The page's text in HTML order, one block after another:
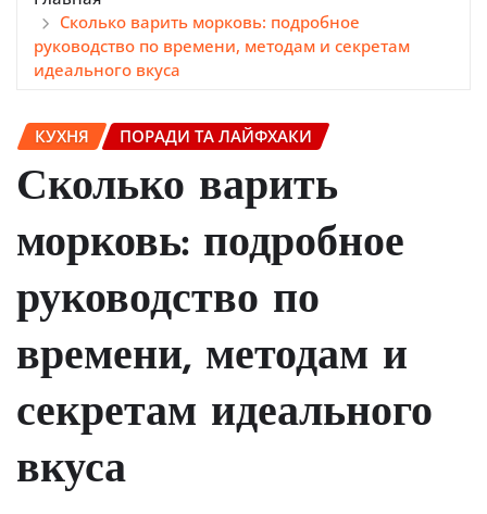
Сколько варить морковь: подробное
руководство по времени, методам и секретам
идеального вкуса
КУХНЯ ПОРАДИ ТА ЛАЙФХАКИ
Сколько варить
морковь: подробное
руководство по
времени, методам и
секретам идеального
вкуса